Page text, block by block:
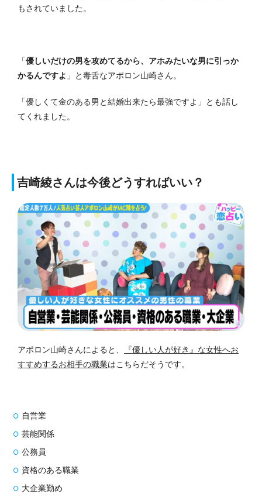
もされていました。
「優しいだけの男を攻めてるから、アホみたいな男に引っか
かるんですよ 」と毒舌なアポロン山崎さん。
「優しくて金のある男と結婚出来たら最強ですよ」とも話し
てくれました。
吉崎綾さんは今後どうすればいい？
アポロン山崎さんによると、
『優しい人が好き』な女性へお
すすめするお相手の職業はこちらだそうです。
自営業
芸能関係
公務員
資格のある職業
大企業勤め